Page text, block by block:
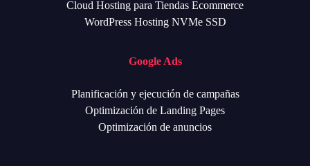
Cloud Hosting para Tiendas Ecommerce
WordPress Hosting NVMe SSD
Google Ads
Planificación y ejecución de campañas
Optimización de Landing Pages
Optimización de anuncios